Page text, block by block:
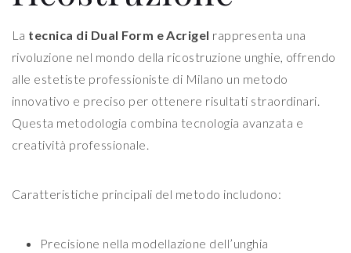
La tecnica di Dual Form e Acrigel rappresenta una
rivoluzione nel mondo della ricostruzione unghie, offrendo
alle estetiste professioniste di Milano un metodo
innovativo e preciso per ottenere risultati straordinari.
Questa metodologia combina tecnologia avanzata e
creatività professionale.
Caratteristiche principali del metodo includono:
Precisione nella modellazione dell’unghia